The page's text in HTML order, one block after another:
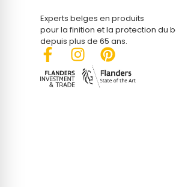
Experts belges en produits
pour la finition et la protection du
depuis plus de 65 ans.